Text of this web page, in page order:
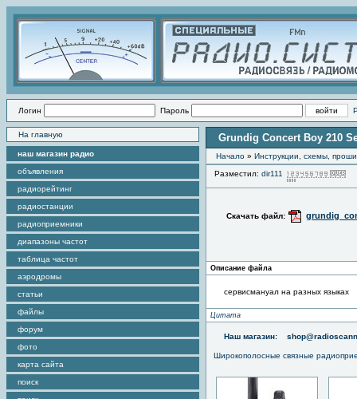
Логин Пароль
На главную
наш магазин радио
объявления
радиорейтинг
радиостанции
радиоприемники
диапазоны частот
таблица частот
аэродромы
статьи
файлы
форум
фото
карта сайта
поиск
Grundig Concert Boy 210
Начало » Инструкции, схемы,
Разместил: dir111
Скачать файл:
Описание файла
сервисмануал на разных языках
Цитата
Наш магазин:
Широкополосные связные